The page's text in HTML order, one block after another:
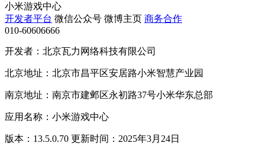
小米游戏中心
开发者平台 微信公众号 微博主页 商务合作
010-60606666
开发者：北京瓦力网络科技有限公司
北京地址：北京市昌平区安居路小米智慧产业园
南京地址：南京市建邺区永初路37号小米华东总部
应用名称：小米游戏中心
版本：13.5.0.70 更新时间：2025年3月24日